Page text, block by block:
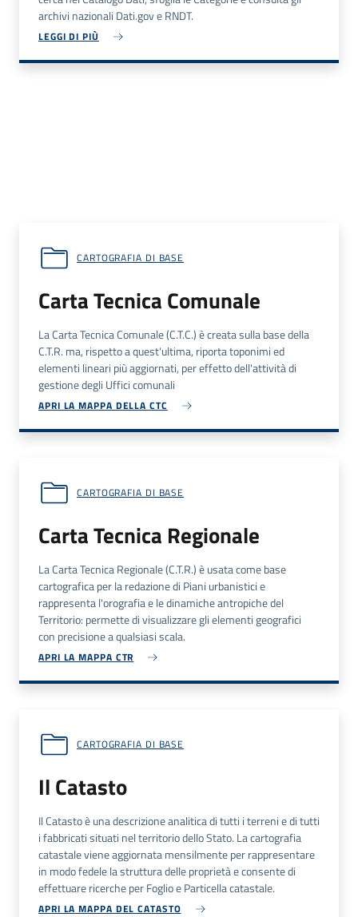
archivi nazionali Dati.gov e RNDT.
LEGGI DI PIÙ
CARTOGRAFIA DI BASE
Carta Tecnica Comunale
La Carta Tecnica Comunale (C.T.C.) è creata sulla base della
C.T.R. ma, rispetto a quest'ultima, riporta toponimi ed
elementi lineari più aggiornati, per effetto dell'attività di
gestione degli Uffici comunali
APRI LA MAPPA DELLA CTC
CARTOGRAFIA DI BASE
Carta Tecnica Regionale
La Carta Tecnica Regionale (C.T.R.) è usata come base
cartografica per la redazione di Piani urbanistici e
rappresenta l'orografia e le dinamiche antropiche del
Territorio: permette di visualizzare gli elementi geografici
con precisione a qualsiasi scala.
APRI LA MAPPA CTR
CARTOGRAFIA DI BASE
Il Catasto
Il Catasto è una descrizione analitica di tutti i terreni e di tutti
i fabbricati situati nel territorio dello Stato. La cartografia
catastale viene aggiornata mensilmente per rappresentare
in modo fedele la struttura delle proprietà e consente di
effettuare ricerche per Foglio e Particella catastale.
APRI LA MAPPA DEL CATASTO